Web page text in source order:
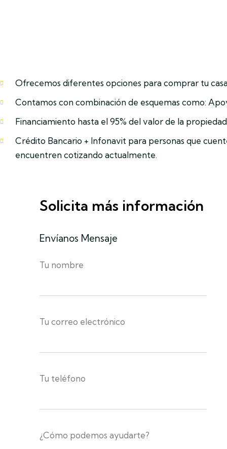
Ofrecemos diferentes opciones para comprar tu
Contamos con combinación de esquemas como:
Financiamiento hasta el 95% del valor de la
Crédito Bancario + Infonavit para personas que
encuentren cotizando actualmente.
Solicita más información
Envíanos Mensaje
Tu nombre
Tu correo electrónico
Tu teléfono
¿Cómo podemos ayudarte?